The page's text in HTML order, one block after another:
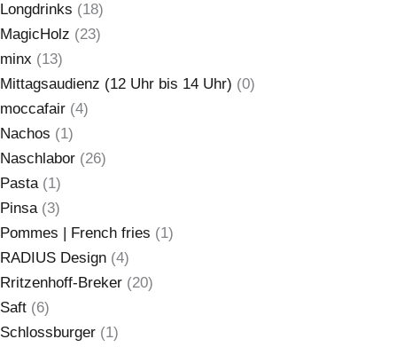
Longdrinks (18)
MagicHolz (23)
minx (13)
Mittagsaudienz (12 Uhr bis 14 Uhr) (0)
moccafair (4)
Nachos (1)
Naschlabor (26)
Pasta (1)
Pinsa (3)
Pommes | French fries (1)
RADIUS Design (4)
Rritzenhoff-Breker (20)
Saft (6)
Schlossburger (1)